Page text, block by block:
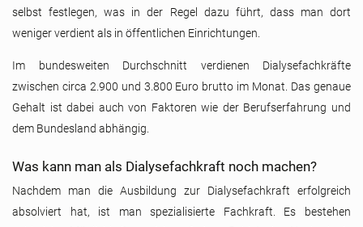
selbst festlegen, was in der Regel dazu führt, dass man dort
weniger verdient als in öffentlichen Einrichtungen.
Im bundesweiten Durchschnitt verdienen Dialysefachkräfte
zwischen circa 2.900 und 3.800 Euro brutto im Monat. Das genaue
Gehalt ist dabei auch von Faktoren wie der Berufserfahrung und
dem Bundesland abhängig.
Was kann man als Dialysefachkraft noch machen?
Nachdem man die Ausbildung zur Dialysefachkraft erfolgreich
absolviert hat, ist man spezialisierte Fachkraft. Es bestehen